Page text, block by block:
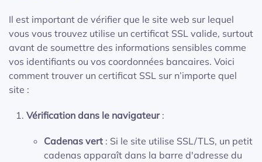
Il est important de vérifier que le site web sur lequel
vous vous trouvez utilise un certificat SSL valide, surtout
avant de soumettre des informations sensibles comme
vos identifiants ou vos coordonnées bancaires. Voici
comment trouver un certificat SSL sur n’importe quel
site :
Vérification dans le navigateur:
Cadenas vert : Si le site utilise SSL/TLS, un petit
cadenas apparaît dans la barre d'adresse du